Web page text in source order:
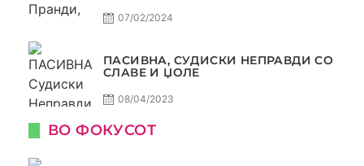
САМО РАКОМЕТ
07/02/2024
ПАСИВНА, СУДИСКИ НЕПРАВДИ СО
СЛАВЕ И ЏОЛЕ
08/04/2023
ВО ФОКУСОТ